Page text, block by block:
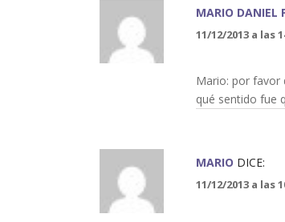
MARIO DANIEL
11/12/2013 a las
Mario: por favor
qué sentido fue
MARIO DICE:
11/12/2013 a las